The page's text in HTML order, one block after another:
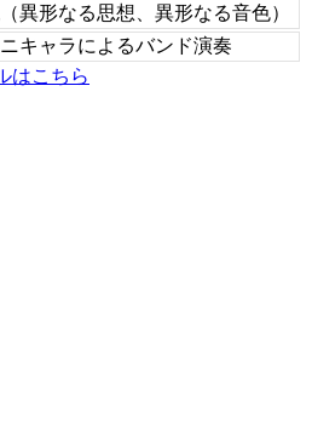
（異形なる思想、異形なる音色）
キャラによるバンド演奏
はこちら